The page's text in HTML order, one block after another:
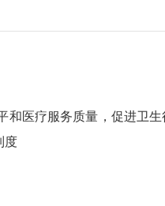
医疗服务质量，促进卫生
度